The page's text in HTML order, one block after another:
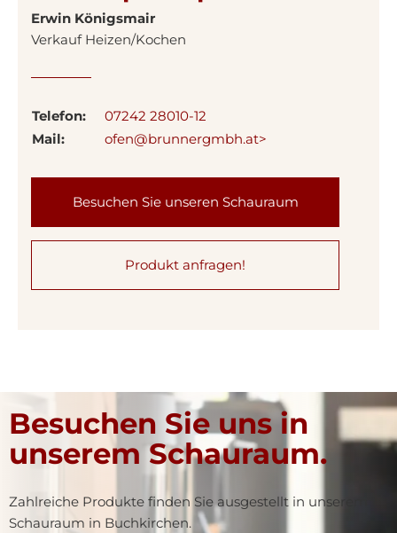
Erwin Königsmair
Verkauf Heizen/Kochen
Telefon:
07242 28010-12
Mail:
ofen@brunnergmbh.at>
Besuchen Sie unseren Schauraum
Produkt anfragen!
Besuchen Sie uns in
unserem Schauraum.
Zahlreiche Produkte finden Sie ausgestellt in unserem
Schauraum in Buchkirchen.